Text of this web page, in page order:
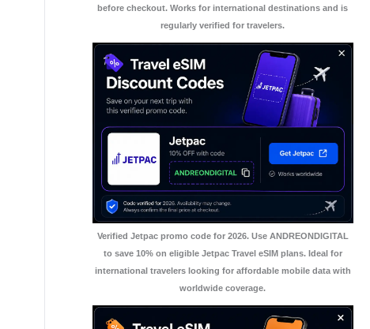
before checkout. Works for international destinations and is
regularly verified for travelers.
Verified Jetpac promo code for 2026. Use ANDREONDIGITAL
to save 10% on eligible Jetpac Travel eSIM plans. Ideal for
international travelers looking for affordable mobile data with
worldwide coverage.